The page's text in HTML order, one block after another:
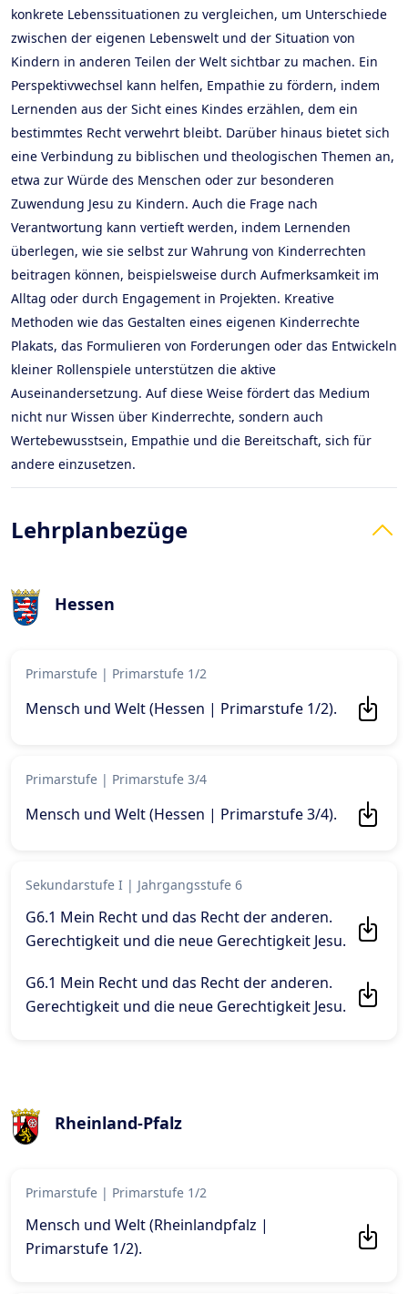
konkrete Lebenssituationen zu vergleichen, um Unterschiede
zwischen der eigenen Lebenswelt und der Situation von
Kindern in anderen Teilen der Welt sichtbar zu machen. Ein
Perspektivwechsel kann helfen, Empathie zu fördern, indem
Lernenden aus der Sicht eines Kindes erzählen, dem ein
bestimmtes Recht verwehrt bleibt. Darüber hinaus bietet sich
eine Verbindung zu biblischen und theologischen Themen an,
etwa zur Würde des Menschen oder zur besonderen
Zuwendung Jesu zu Kindern. Auch die Frage nach
Verantwortung kann vertieft werden, indem Lernenden
überlegen, wie sie selbst zur Wahrung von Kinderrechten
beitragen können, beispielsweise durch Aufmerksamkeit im
Alltag oder durch Engagement in Projekten. Kreative
Methoden wie das Gestalten eines eigenen Kinderrechte
Plakats, das Formulieren von Forderungen oder das Entwickeln
kleiner Rollenspiele unterstützen die aktive
Auseinandersetzung. Auf diese Weise fördert das Medium
nicht nur Wissen über Kinderrechte, sondern auch
Wertebewusstsein, Empathie und die Bereitschaft, sich für
andere einzusetzen.
Lehrplanbezüge
Hessen
Primarstufe | Primarstufe 1/2
Mensch und Welt (Hessen | Primarstufe 1/2).
Primarstufe | Primarstufe 3/4
Mensch und Welt (Hessen | Primarstufe 3/4).
Sekundarstufe I | Jahrgangsstufe 6
G6.1 Mein Recht und das Recht der anderen.
Gerechtigkeit und die neue Gerechtigkeit Jesu.
G6.1 Mein Recht und das Recht der anderen.
Gerechtigkeit und die neue Gerechtigkeit Jesu.
Rheinland-Pfalz
Primarstufe | Primarstufe 1/2
Mensch und Welt (Rheinlandpfalz |
Primarstufe 1/2).